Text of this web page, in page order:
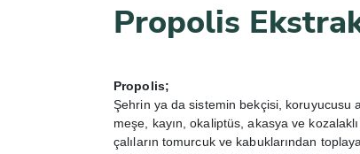
Propolis
Propolis;
Şehrin ya da sistemin bekçisi, koruyucusu
meşe, kayın, okaliptüs, akasya ve
çalıların tomurcuk ve kabuklarından